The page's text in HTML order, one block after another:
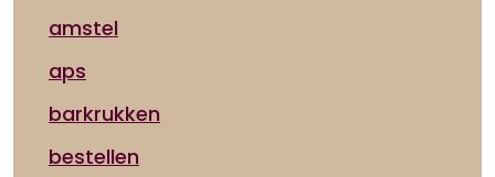
amstel
aps
barkrukken
bestellen